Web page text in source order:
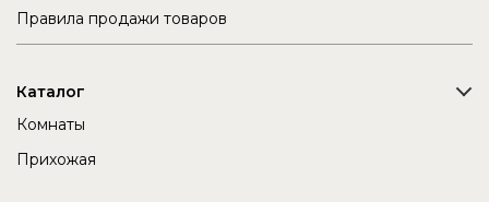
Правила продажи товаров
Каталог
Комнаты
Прихожая